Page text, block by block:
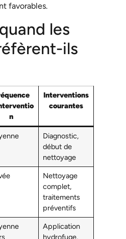
favorables.
les
ils
n
Interventions
courantes
Diagnostic,
début de
nettoyage
Nettoyage
complet,
traitements
préventifs
Application
hydrofuge,